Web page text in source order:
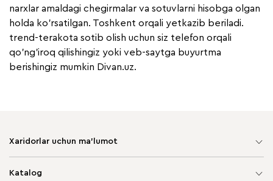
narxlar amaldagi chegirmalar va sotuvlarni hisobga olgan
holda ko'rsatilgan. Toshkent orqali yetkazib beriladi.
trend-terakota sotib olish uchun siz telefon orqali
qo'ng'iroq qilishingiz yoki veb-saytga buyurtma
berishingiz mumkin Divan.uz.
Xaridorlar uchun ma'lumot
Katalog